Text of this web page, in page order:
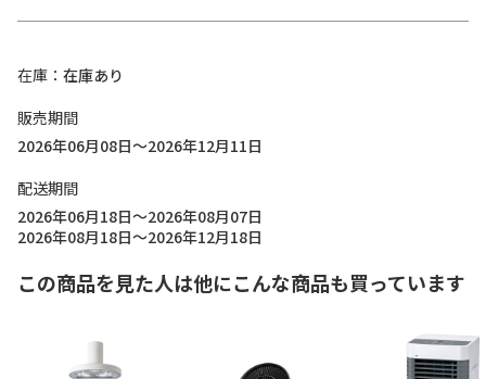
在庫
在庫あり
販売期間
2026年06月08日～2026年12月11日
配送期間
2026年06月18日～2026年08月07日
2026年08月18日～2026年12月18日
この商品を見た人は他にこんな商品も買っています